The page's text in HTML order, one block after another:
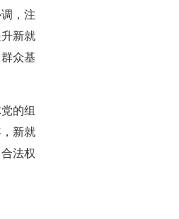
，注
新就
众基
的组
新就
法权